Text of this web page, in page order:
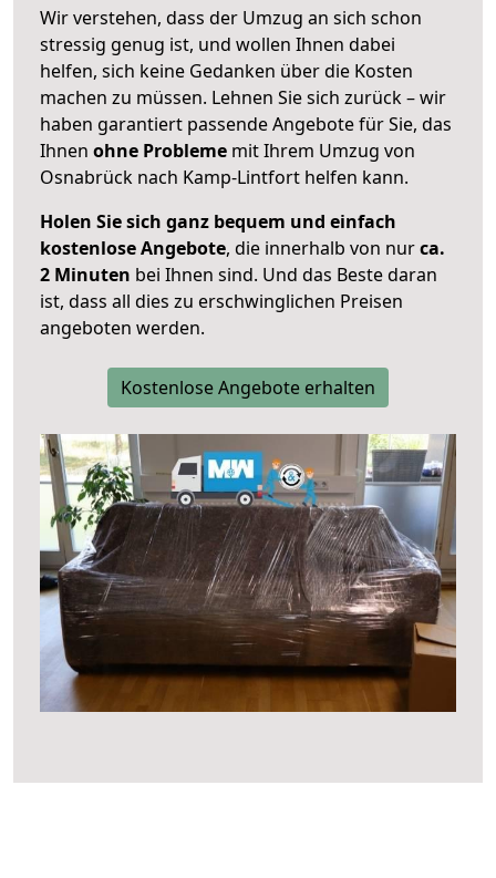
Wir verstehen, dass der Umzug an sich schon
stressig genug ist, und wollen Ihnen dabei
helfen, sich keine Gedanken über die Kosten
machen zu müssen. Lehnen Sie sich zurück – wir
haben garantiert passende Angebote für Sie, das
Ihnen ohne Probleme mit Ihrem Umzug von
Osnabrück nach Kamp-Lintfort helfen kann.
Holen Sie sich ganz bequem und einfach
kostenlose Angebote, die innerhalb von nurca.
2 Minuten bei Ihnen sind. Und das Beste daran
ist, dass all dies zu erschwinglichen Preisen
angeboten werden.
Kostenlose Angebote erhalten